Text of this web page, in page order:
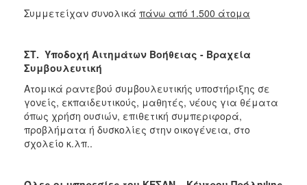
Συμμετείχαν συνολικά πάνω από 1.500 άτομα
ΣΤ. Υποδοχή Αιτημάτων Βοήθειας - Βραχεία
Συμβουλευτική
Ατομικά ραντεβού συμβουλευτικής υποστήριξης σε
γονείς, εκπαιδευτικούς, μαθητές, νέους για θέματα
όπως χρήση ουσιών, επιθετική συμπεριφορά,
προβλήματα ή δυσκολίες στην οικογένεια, στο
σχολείο κ.λπ..